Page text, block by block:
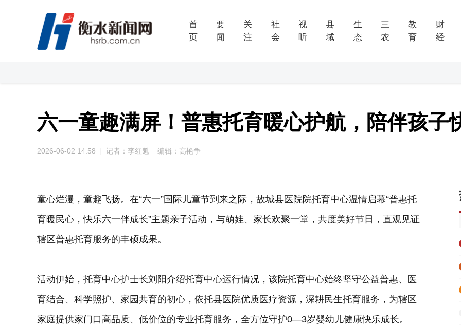
首
页
要
闻
关
注
社
会
视
听
县
域
生
态
三
农
教
育
财
经
六一童趣满屏！普惠托育暖心护航，陪伴孩子
2026-06-02 14:58 记者：李红魁 编辑：高艳争
童心烂漫，童趣飞扬。在“六一”国际儿童节到来之际，故城县医院院托育中心温情启幕“普惠托
育暖民心，快乐六一伴成长”主题亲子活动，与萌娃、家长欢聚一堂，共度美好节日，直观见证
辖区普惠托育服务的丰硕成果。
活动伊始，托育中心护士长刘阳介绍托育中心运行情况，该院托育中心始终坚守公益普惠、医
育结合、科学照护、家园共育的初心，依托县医院优质医疗资源，深耕民生托育服务，为辖区
家庭提供家门口高品质、低价位的专业托育服务，全方位守护0—3岁婴幼儿健康快乐成长。